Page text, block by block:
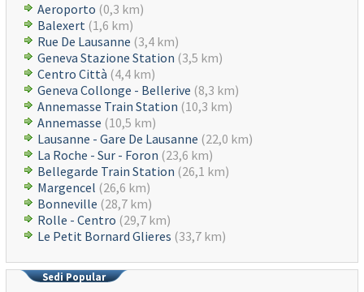
Aeroporto (0,3 km)
Balexert (1,6 km)
Rue De Lausanne (3,4 km)
Geneva Stazione Station (3,5 km)
Centro Città (4,4 km)
Geneva Collonge - Bellerive (8,3 km)
Annemasse Train Station (10,3 km)
Annemasse (10,5 km)
Lausanne - Gare De Lausanne (22,0 km)
La Roche - Sur - Foron (23,6 km)
Bellegarde Train Station (26,1 km)
Margencel (26,6 km)
Bonneville (28,7 km)
Rolle - Centro (29,7 km)
Le Petit Bornard Glieres (33,7 km)
Sedi Popular